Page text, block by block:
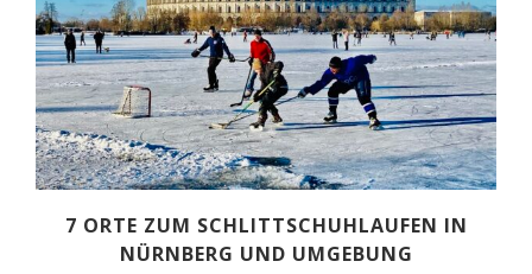
7 ORTE ZUM SCHLITTSCHUHLAUFEN IN
NÜRNBERG UND UMGEBUNG